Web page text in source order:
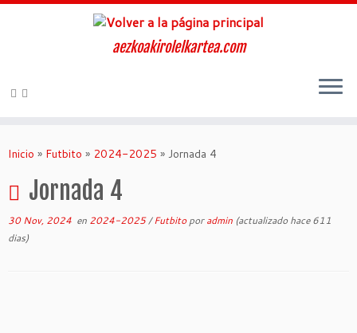
aezkoakirolelkartea.com
Inicio » Futbito » 2024-2025 » Jornada 4
Jornada 4
30 Nov, 2024 en 2024-2025/Futbitoporadmin (actualizado hace 611
dias)